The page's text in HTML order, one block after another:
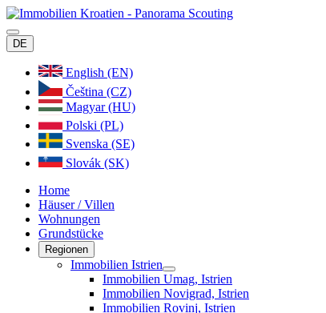
DE
English (EN)
Čeština (CZ)
Magyar (HU)
Polski (PL)
Svenska (SE)
Slovák (SK)
Home
Häuser / Villen
Wohnungen
Grundstücke
Regionen
Immobilien Istrien
Immobilien Umag, Istrien
Immobilien Novigrad, Istrien
Immobilien Rovinj, Istrien